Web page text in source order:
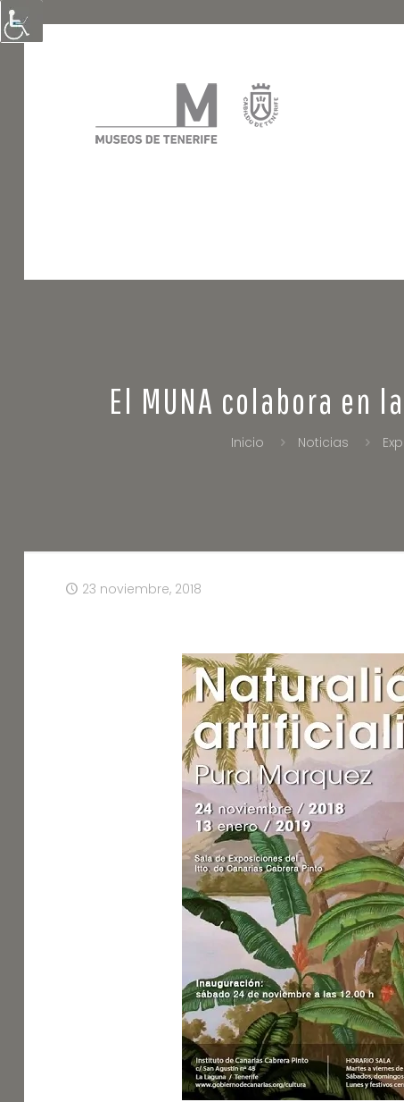
El MUNA colabora en
Inicio Noticias
23 noviembre, 2018